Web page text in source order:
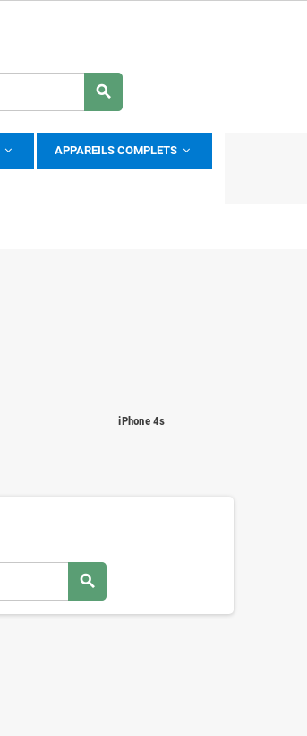
search
APPAREILS COMPLETS
iPhone 4s
search